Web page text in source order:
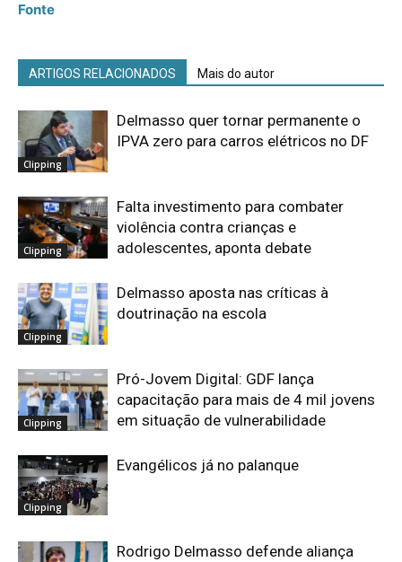
Fonte
ARTIGOS RELACIONADOS Mais do autor
Clipping
Delmasso quer tornar permanente o
IPVA zero para carros elétricos no DF
Clipping
Falta investimento para combater
violência contra crianças e
adolescentes, aponta debate
Clipping
Delmasso aposta nas críticas à
doutrinação na escola
Clipping
Pró-Jovem Digital: GDF lança
capacitação para mais de 4 mil jovens
em situação de vulnerabilidade
Clipping
Evangélicos já no palanque
Rodrigo Delmasso defende aliança